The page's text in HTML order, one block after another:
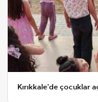
Kırıkkale'de çocuklar